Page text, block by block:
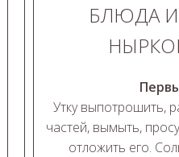
БЛЮДА
Утку выпотрошить,
частей, вымыть,
отложить его.